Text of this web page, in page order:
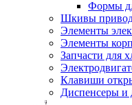
Формы
Шкивы
Элементы
Элементы
Запчасти для
Клавиши
Диспенсеры и